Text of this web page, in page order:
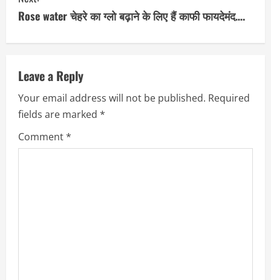
i
u
e
R
e
Rose water चेहरे का ग्लो बढ़ाने के लिए हैं काफी फायदेमंद….
Leave a Reply
Your email address will not be published. Required
fields are marked *
Comment*